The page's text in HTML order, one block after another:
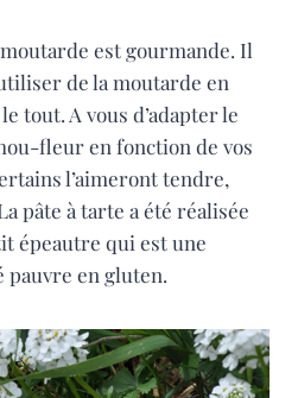
est gourmande. Il
de la moutarde en
tout. A vous d’adapter le
fleur en fonction de vos
l’aimeront tendre,
pâte à tarte a été réalisée
épeautre qui est une
pauvre en gluten.